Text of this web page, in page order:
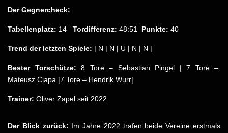
Der Gegnercheck:
Tabellenplatz: 14 Tordifferenz: 48:51 Punkte: 40
Trend der letzten Spiele: | N | N | U | N | N |
Bester Torschütze: 8 Tore – Sebastian Pingel | 7 Tore –
Mateusz Ciapa |7 Tore – Hendrik Wurr|
Trainer: Oliver Zapel seit 2022
Der Blick zurück: Im Jahre 2022 trafen beide Vereine erstmals